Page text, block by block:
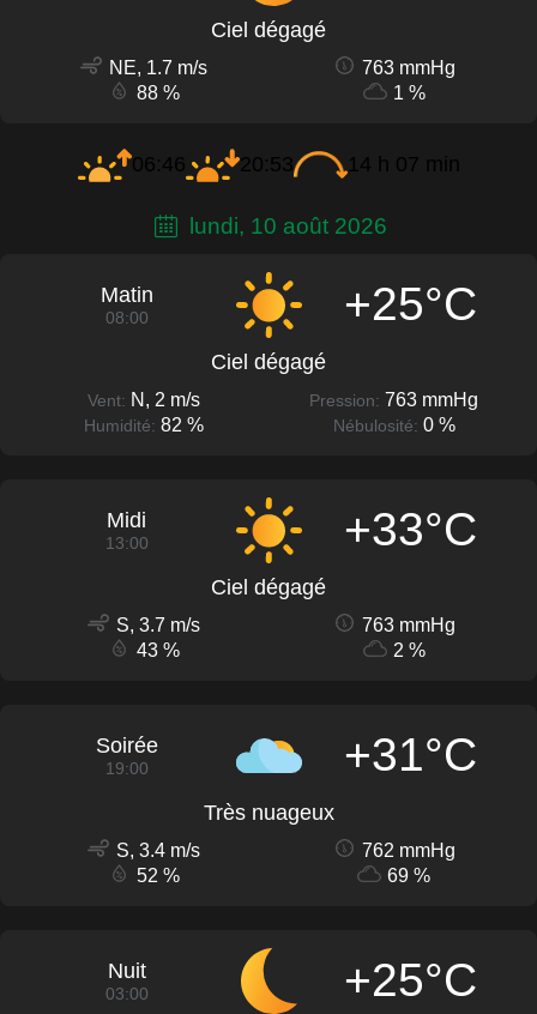
Ciel dégagé
NE, 1.7 m/s
763 mmHg
88 %
1 %
06:46 20:53 14 h 07 min
lundi, 10 août 2026
Matin
08:00 +25°C
Ciel dégagé
Vent: N, 2 m/s Pression: 763 mmHg
Humidité: 82 % Nébulosité: 0 %
Midi
13:00 +33°C
Ciel dégagé
S, 3.7 m/s
763 mmHg
43 %
2 %
Soirée
19:00 +31°C
Très nuageux
S, 3.4 m/s
762 mmHg
52 %
69 %
Nuit
03:00 +25°C